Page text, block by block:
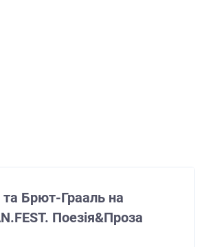
Брют-Грааль на
Поезія&Проза